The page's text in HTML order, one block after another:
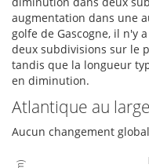
augmentation dans une
golfe de Gascogne, il n'y
deux subdivisions sur le
tandis que la longueur
en diminution.
Atlantique au large
Aucun changement